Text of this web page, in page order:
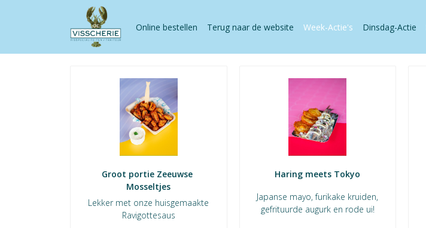
Online bestellen Terug naar de website Week-Actie's Dinsdag-Actie
Groot portie Zeeuwse
Mosseltjes
Lekker met onze huisgemaakte
Ravigottesaus
Haring meets Tokyo
Japanse mayo, furikake kruiden,
gefrituurde augurk en rode ui!